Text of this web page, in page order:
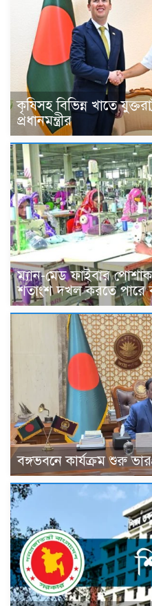
কৃষিসহ বিভিন্ন খাতে
প্রধানমন্ত্রীর
ম্যান-মেড ফাইবার
শতাংশ দখল করতে পারে
বঙ্গভবনে কার্যক্রম শুরু